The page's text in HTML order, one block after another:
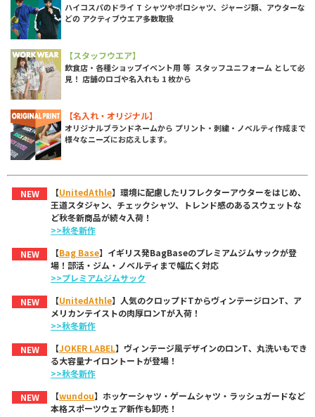
ハイコスパのドライ T シャツやポロシャツ、ジャージ類、アウターな
どの アクティブウエア多数取扱
【スタッフウエア】
飲食店・各種ショップイベント用 等 スタッフユニフォーム として必
見！ 店舗のロゴや名入れも 1 枚から
【名入れ・オリジナル】
オリジナルブランドネームから プリント・刺繍・ノベルティ作成まで
様々なニーズにお応えします。
NEW 【UnitedAthle】環境に配慮したリフレクターアウターをはじめ、
王道スタジャン、チェックシャツ、トレンド感のあるスウェットな
ど秋冬新商品が続々入荷！
>>秋冬新作
NEW
【Bag Base】イギリス発BagBaseのプレミアムジムサックが登
場！部活・ジム・ノベルティまで幅広く対応
>>プレミアムジムサック
NEW
【UnitedAthle】人気のクロップドTからヴィンテージロンT、ア
メリカンテイストの肉厚ロンTが入荷！
>>秋冬新作
NEW
【JOKER LABEL】ヴィンテージ風デザインのロンT、丸洗いもでき
る大容量ナイロントートが登場！
>>秋冬新作
NEW
【wundou】ホッケーシャツ・ゲームシャツ・ラッシュガードなど
本格スポーツウェア新作も卸売！